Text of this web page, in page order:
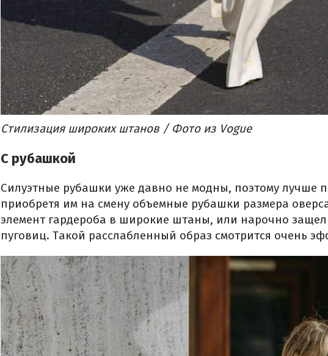
Стилизация широких штанов / Фото из Vogue
С рубашкой
Силуэтные рубашки уже давно не модны, поэтому лучше
приобретя им на смену объемные рубашки размера
элемент гардероба в широкие штаны, или нарочно
пуговиц. Такой расслабленный образ смотрится очень